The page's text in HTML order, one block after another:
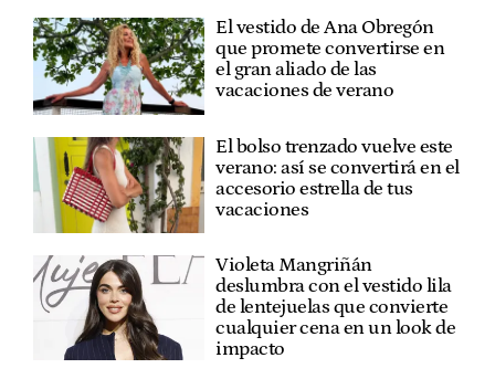
El vestido de Ana Obregón
que promete convertirse en
el gran aliado de las
vacaciones de verano
El bolso trenzado vuelve este
verano: así se convertirá en el
accesorio estrella de tus
vacaciones
Violeta Mangriñán
deslumbra con el vestido lila
de lentejuelas que convierte
cualquier cena en un look de
impacto